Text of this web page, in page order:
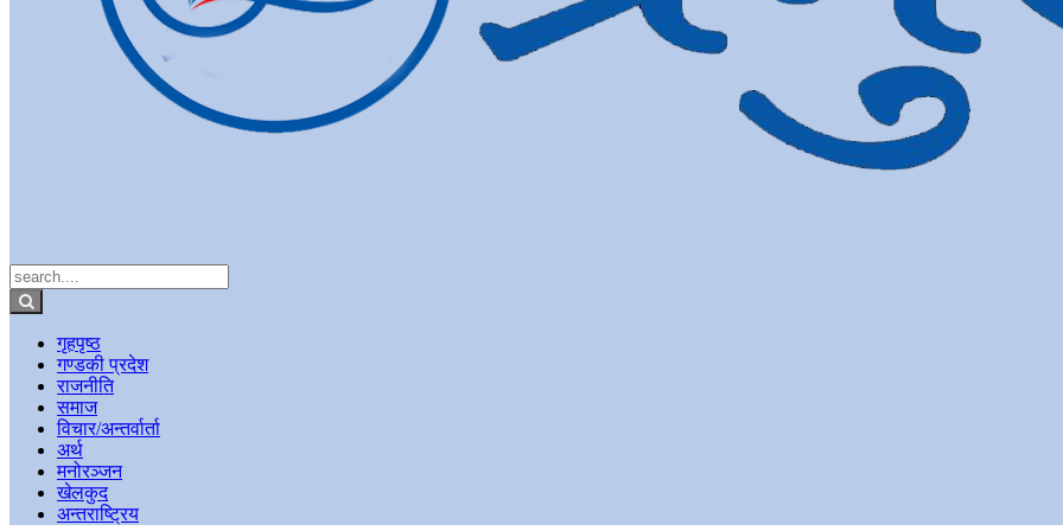
गृहपृष्ठ
गण्डकी प्रदेश
राजनीति
समाज
विचार/अन्तर्वार्ता
अर्थ
मनोरञ्जन
खेलकुद
अन्तराष्ट्रिय